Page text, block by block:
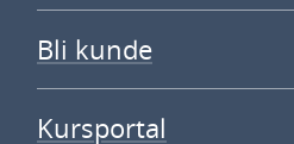
Bli kunde
Kursportal